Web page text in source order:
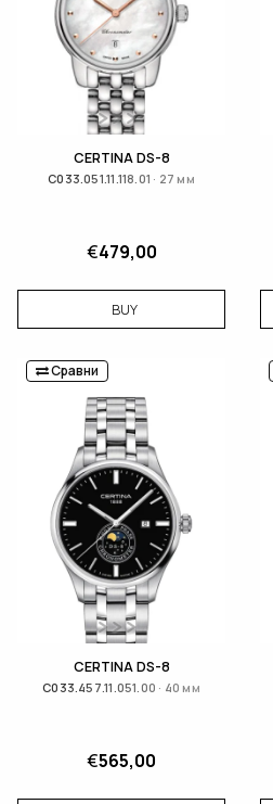
CERTINA DS-8
C033.051.11.118.01 · 27 мм
€479,00
BUY
Сравни
CERTINA DS-8
C033.457.11.051.00 · 40 мм
€565,00